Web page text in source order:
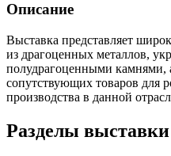
Описание
Выставка представляет
из драгоценных металлов,
полудрагоценными камнями,
сопутствующих товаров для
производства в данной
Разделы выставки